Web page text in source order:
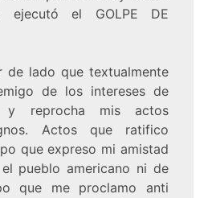
el GOLPE DE
de lado que textualmente
de los intereses de
y reprocha mis actos
Actos que ratifico
que expreso mi amistad
pueblo americano ni de
que me proclamo anti